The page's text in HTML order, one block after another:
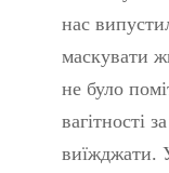
нас
маскувати
не було
вагітності
виїжджати.